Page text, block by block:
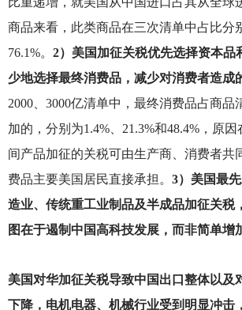
商品来看，此类商品在三次清单中占比分
76.1%。 2）美国加征关税优先选择资本品
少地选择最终消费品，减少对消费者造成
2000、3000亿清单中，最终消费品占商品
加的，分别为1.4%、21.3%和48.4%，原
间产品加征的关税可由生产商、消费者共
费品主要美国居民直接承担。 3）美国最
造业、传统重工业制品及半成品加征关税
图在于遏制中国高科技发展，而非简单增
美国对华加征关税导致中国出口整体以及
下降，电机电器、机械行业受到明显冲击